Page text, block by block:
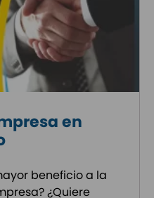
en
beneficio a la
¿Quiere